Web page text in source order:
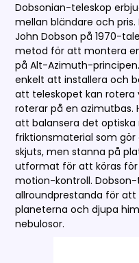
Dobsonian-teleskop
mellan bländare och
John Dobson på 1970-
metod för att montera
på Alt-Azimuth-
enkelt att installera och
att teleskopet kan rotera
roterar på en azimutbas.
att balansera det
friktionsmaterial som
skjuts, men stanna på
utformat för att köras
motion-kontroll.
allroundprestanda för
planeterna och djupa
nebulosor.